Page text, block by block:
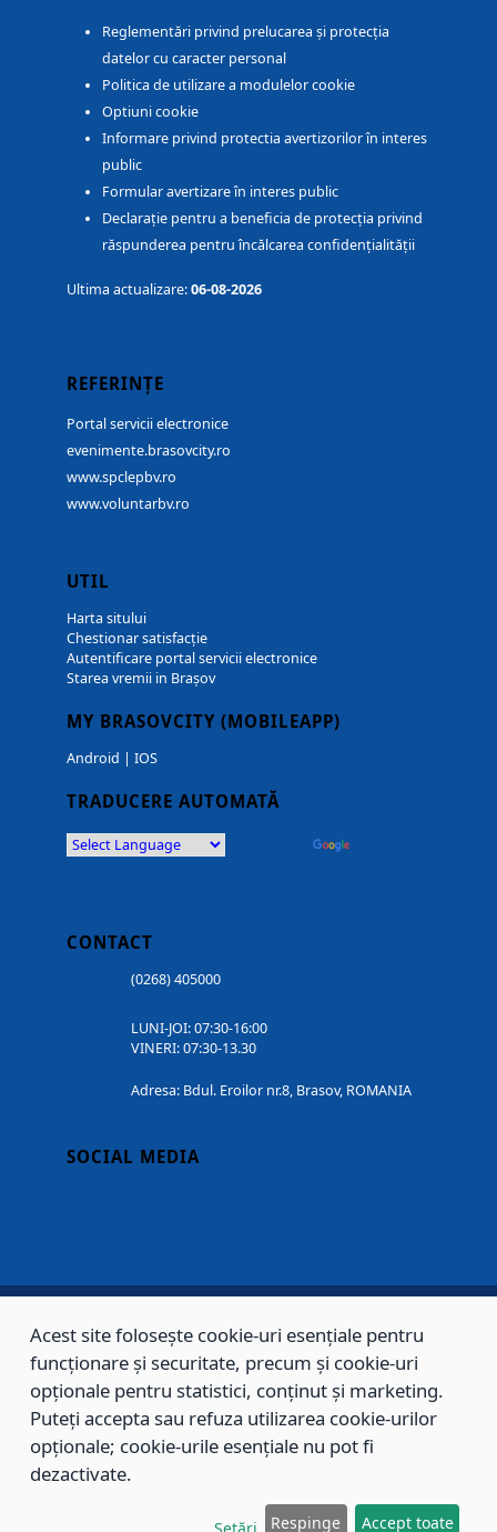
Reglementări privind prelucarea și protecția
datelor cu caracter personal
Politica de utilizare a modulelor cookie
Optiuni cookie
Informare privind protectia avertizorilor în interes
public
Formular avertizare în interes public
Declarație pentru a beneficia de protecția privind
răspunderea pentru încălcarea confidențialității
Ultima actualizare:06-08-2026
REFERINȚE
Portal servicii electronice
evenimente.brasovcity.ro
www.spclepbv.ro
www.voluntarbv.ro
UTIL
Harta sitului
Chestionar satisfacție
Autentificare portal servicii electronice
Starea vremii in Brașov
MY BRASOVCITY (MOBILEAPP)
Android | IOS
TRADUCERE AUTOMATĂ
CONTACT
(0268) 405000
LUNI-JOI: 07:30-16:00
VINERI: 07:30-13.30
Adresa: Bdul. Eroilor nr.8, Brasov, ROMANIA
SOCIAL MEDIA
Copyright © 2002 - 2026 - PRIMĂRIA MUNICIPIULUI BRAȘOV, toate drepturile
rezervate.
Sitemap Contact
Acest site folosește cookie-uri esențiale pentru
funcționare și securitate, precum și cookie-uri
opționale pentru statistici, conținut și marketing.
Puteți accepta sau refuza utilizarea cookie-urilor
opționale; cookie-urile esențiale nu pot fi
dezactivate.
Respinge Accept toate